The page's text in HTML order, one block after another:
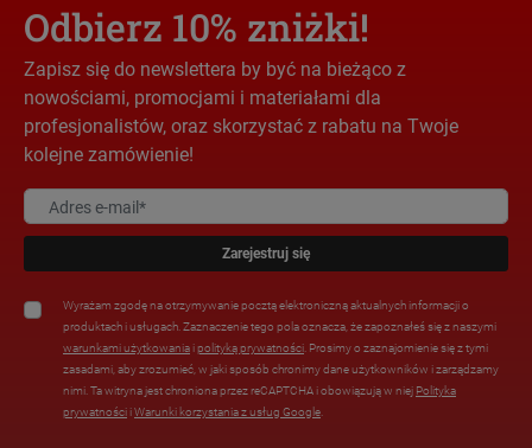
Odbierz 10% zniżki!
Zapisz się do newslettera by być na bieżąco z
nowościami, promocjami i materiałami dla
profesjonalistów, oraz skorzystać z rabatu na Twoje
kolejne zamówienie!
Zarejestruj się
Wyrażam zgodę na otrzymywanie pocztą elektroniczną aktualnych informacji o
produktach i usługach. Zaznaczenie tego pola oznacza, że zapoznałeś się z naszymi
warunkami użytkowania ipolityką prywatności. Prosimy o zaznajomienie się z tymi
zasadami, aby zrozumieć, w jaki sposób chronimy dane użytkowników i zarządzamy
nimi. Ta witryna jest chroniona przez reCAPTCHA i obowiązują w niej Polityka
prywatności iWarunki korzystania z usług Google.